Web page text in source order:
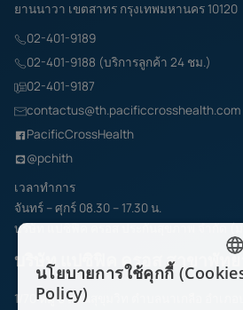
ยานนาวา เขตสาทร กรุงเทพมหานคร 10120
02-401-9189
02-401-9188 (บริการลูกค้า 24 ชม.)
02-401-9187
contactus@th.pacificcrosshealth.com
PacificCrossHealth
@pchith
เวลาทำการ
จันทร์ – ศุกร์ 08.30 – 17.30 น.
บริษัท แปซิฟิค ครอส ประกันสุขภาพ จำกัด (
บริษัท แปซิฟิค ครอส สาขาพัทยา
1/70 หมู่ 6 ถนนสุขุมวิท ตำบลนาเกลือ อำเภอ
นโยบายการใช้คุกกี้
Policy)